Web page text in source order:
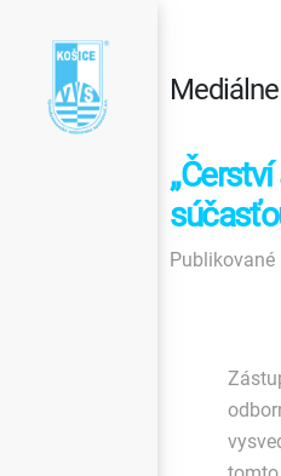
Publikované